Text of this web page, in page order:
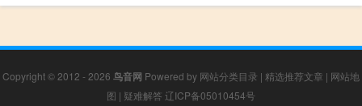
Copyright © 2012 - 2026 鸟音网 Powered by 网站分类目录 | 精选推荐文章 | 网站地
图 | 疑难解答 辽ICP备05010454号